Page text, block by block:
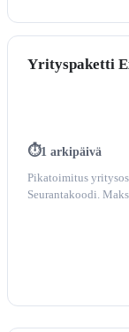
Yrityspaketti
1 arkipäivä
Pikatoimitus
Seurantakoodi.